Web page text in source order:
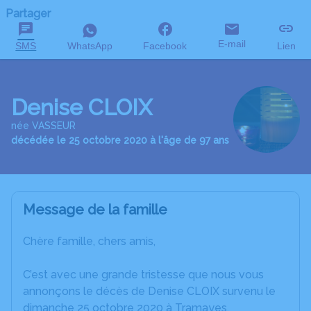
Partager
SMS WhatsApp Facebook E-mail Lien
Denise CLOIX
née VASSEUR
décédée le 25 octobre 2020 à l'âge de 97 ans
Message de la famille
Chère famille, chers amis,
C’est avec une grande tristesse que nous vous
annonçons le décès de Denise CLOIX survenu le
dimanche 25 octobre 2020 à Tramayes.